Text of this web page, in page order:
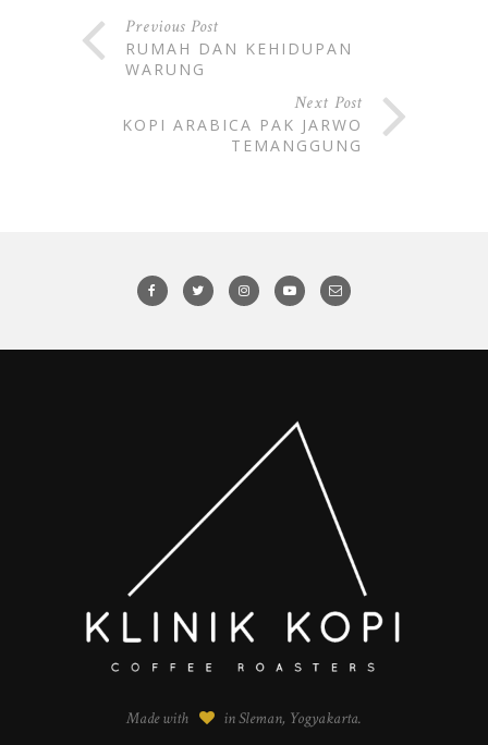
Previous Post
RUMAH DAN KEHIDUPAN
WARUNG
Next Post
KOPI ARABICA PAK JARWO
TEMANGGUNG
Made with in Sleman, Yogyakarta.